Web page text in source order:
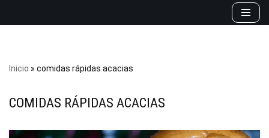
Inicio » comidas rápidas acacias
COMIDAS RÁPIDAS ACACIAS